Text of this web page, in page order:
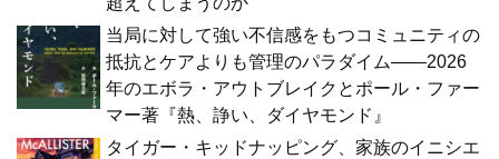
当局に対して強い不信感をもつコミュニティの
抵抗とケアよりも管理のパラダイム――2026
年のエボラ・アウトブレイクとポール・ファー
マー著『熱、諍い、ダイヤモンド』
タイガー・キッドナッピング、家族のイニシエ